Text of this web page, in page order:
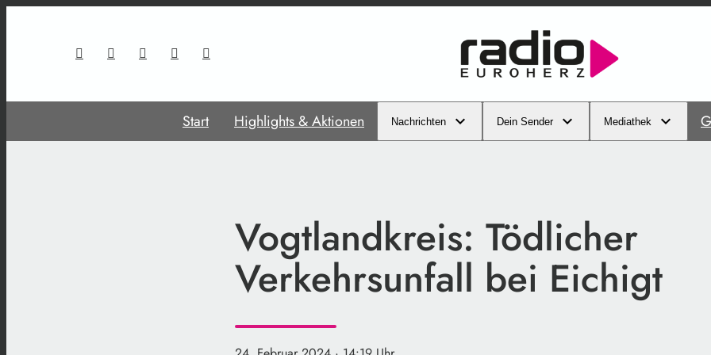
Start Highlights & Aktionen Nachrichten Dein Sender Mediathek
Vogtlandkreis: Tödlicher
Verkehrsunfall bei Eichigt